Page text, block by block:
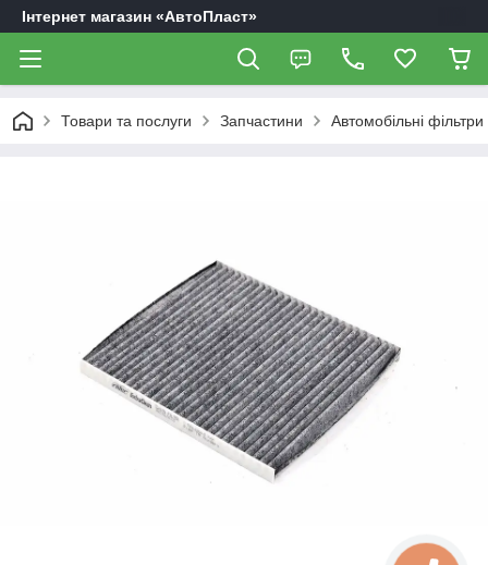
Інтернет магазин «АвтоПласт»
Товари та послуги Запчастини Автомобільні фільтри